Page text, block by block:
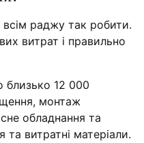
всім раджу так робити.
витрат і правильно
близько 12 000
монтаж
обладнання та
та витратні матеріали.